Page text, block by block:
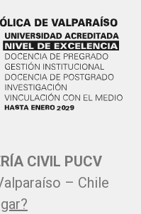
CIVIL PUCV
– Chile